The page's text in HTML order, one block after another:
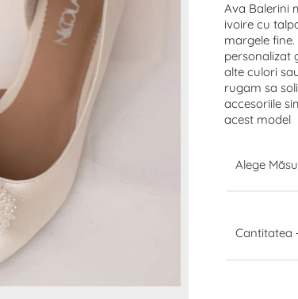
Ava Balerini
ivoire cu
margele
personalizat
alte culori
rugam sa
accesoriile
acest model
Alege